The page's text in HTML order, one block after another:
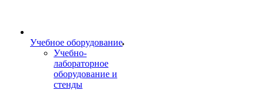
Учебное оборудование
Учебно-
лабораторное
оборудование и
стенды